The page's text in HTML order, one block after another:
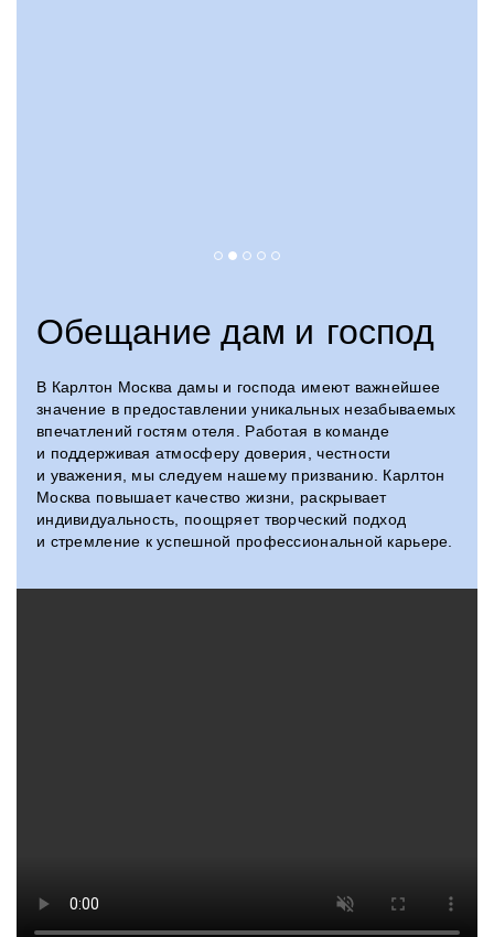
Обещание дам и господ
В Карлтон Москва дамы и господа имеют важнейшее
значение в предоставлении уникальных незабываемых
впечатлений гостям отеля. Работая в команде
и поддерживая атмосферу доверия, честности
и уважения, мы следуем нашему призванию. Карлтон
Москва повышает качество жизни, раскрывает
индивидуальность, поощряет творческий подход
и стремление к успешной профессиональной карьере.